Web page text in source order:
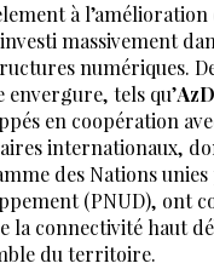
à l’amélioration
massivement
numériques.
envergure, tels qu’
en coopération
internationaux,
des Nations
(PNUD), ont
la connectivité haut
du territoire.